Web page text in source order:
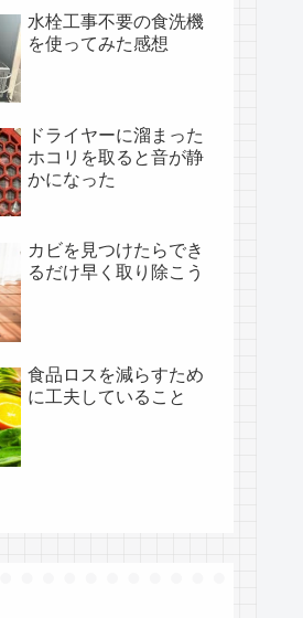
水栓工事不要の食洗機
を使ってみた感想
ドライヤーに溜まった
ホコリを取ると音が静
かになった
カビを見つけたらでき
るだけ早く取り除こう
食品ロスを減らすため
に工夫していること